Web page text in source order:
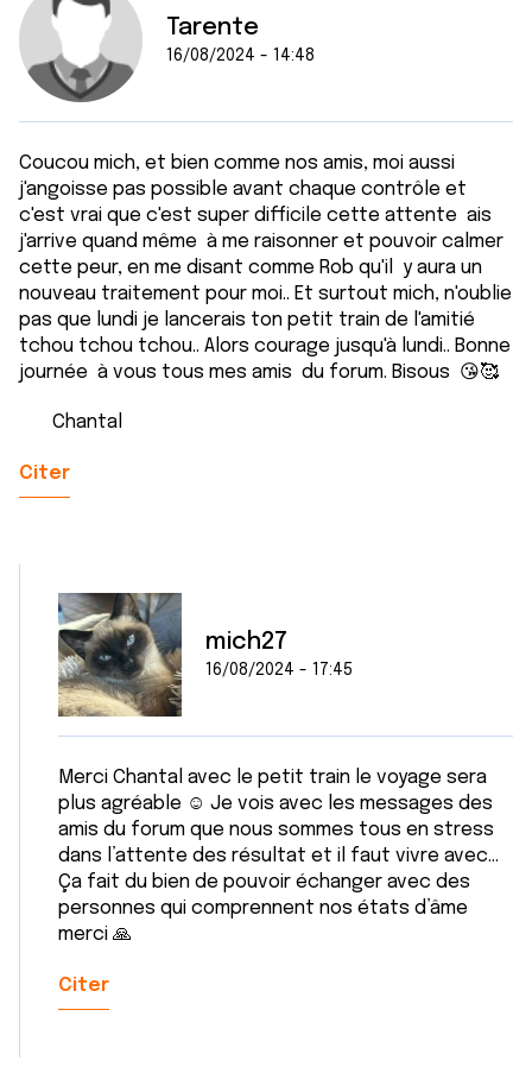
Tarente
16/08/2024 - 14:48
Coucou mich, et bien comme nos amis, moi aussi
j'angoisse pas possible avant chaque contrôle et
c'est vrai que c'est super difficile cette attente ais
j'arrive quand même à me raisonner et pouvoir calmer
cette peur, en me disant comme Rob qu'il y aura un
nouveau traitement pour moi.. Et surtout mich, n'oublie
pas que lundi je lancerais ton petit train de l'amitié
tchou tchou tchou.. Alors courage jusqu'à lundi.. Bonne
journée à vous tous mes amis du forum. Bisous 😘🥰
Chantal
Citer
mich27
16/08/2024 - 17:45
Merci Chantal avec le petit train le voyage sera
plus agréable ☺️ Je vois avec les messages des
amis du forum que nous sommes tous en stress
dans l’attente des résultat et il faut vivre avec…
Ça fait du bien de pouvoir échanger avec des
personnes qui comprennent nos états d’âme
merci 🙏
Citer